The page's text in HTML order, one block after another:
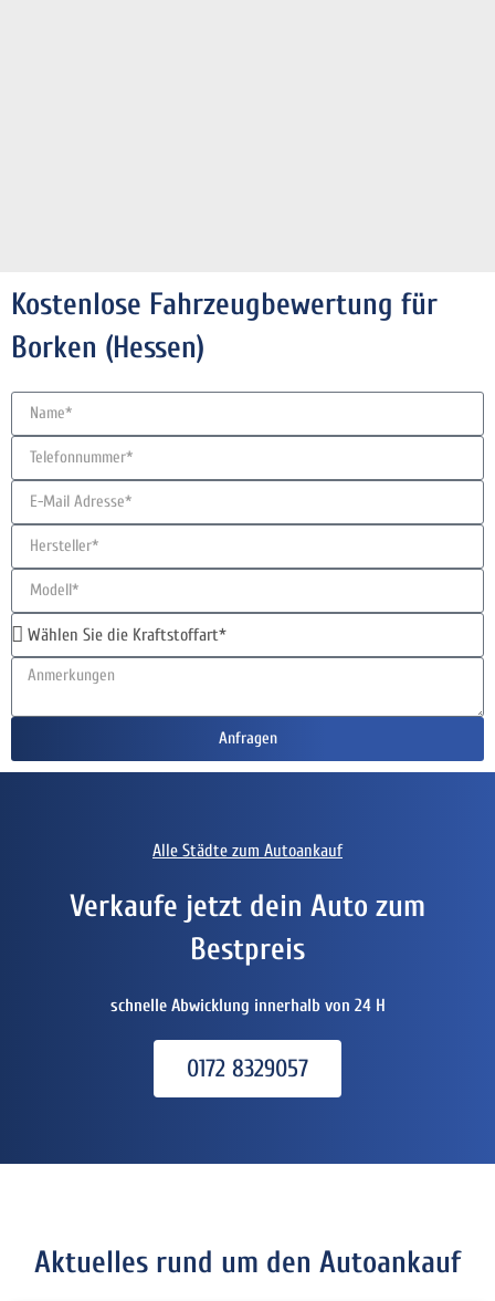
Kostenlose Fahrzeugbewertung für
Borken (Hessen)
Anfragen
Alle Städte zum Autoankauf
Verkaufe jetzt dein Auto zum
Bestpreis
schnelle Abwicklung innerhalb von 24 H
0172 8329057
Aktuelles rund um den Autoankauf